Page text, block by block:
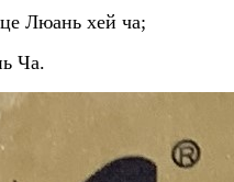
Люань хей ча;
Ча.